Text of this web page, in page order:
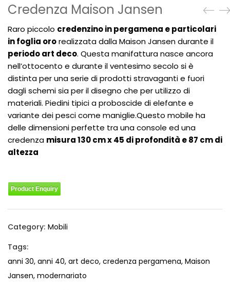
Credenza Maison Jansen
Raro piccolo credenzino in pergamena e particolari
in foglia ororealizzata dalla Maison Jansen durante il
periodo art deco. Questa manifattura nasce ancora
nell’ottocento e durante il ventesimo secolo si è
distinta per una serie di prodotti stravaganti e fuori
dagli schemi sia per il disegno che per utilizzo di
materiali. Piedini tipici a proboscide di elefante e
variante dei pesci come maniglie.Questo mobile ha
delle dimensioni perfette tra una console ed una
credenza misura 130 cm x 45 di profondità e 87 cm di
altezza
Product Enquiry
Category: Mobili
Tags:
anni 30, anni 40, art deco, credenza pergamena, Maison
Jansen, modernariato